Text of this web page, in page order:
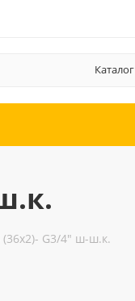
Каталог
(36x2)- G3/4" ш-ш.к.